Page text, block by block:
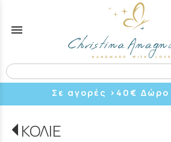
menu
Σε αγορές >40 € Δώρο
ΚΟΛΙΕ